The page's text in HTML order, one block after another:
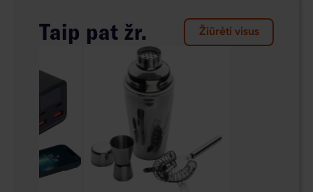
Taip pat žr. Žiūrėti visus